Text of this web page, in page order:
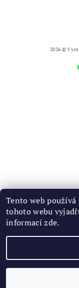
2026 ©
Tento web
tohoto webu
informacízde.